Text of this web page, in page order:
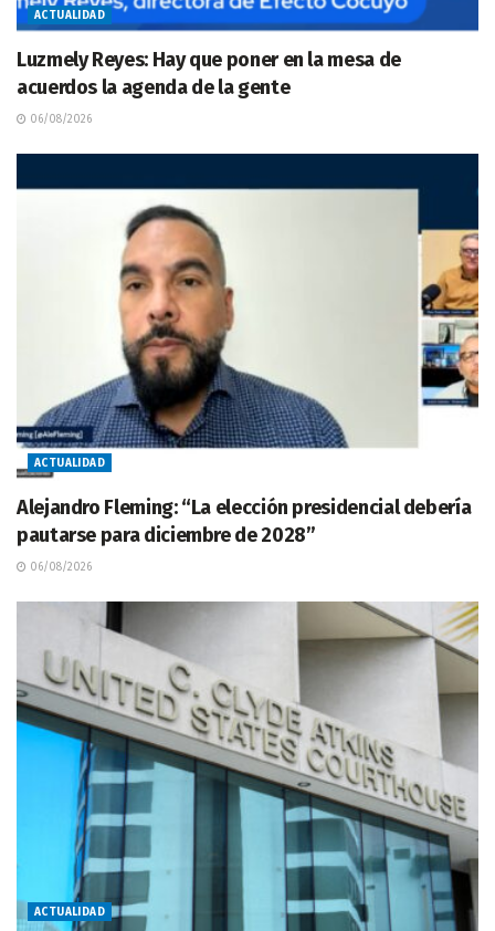
ACTUALIDAD
Luzmely Reyes: Hay que poner en la mesa de
acuerdos la agenda de la gente
06/08/2026
ACTUALIDAD
Alejandro Fleming: “La elección presidencial debería
pautarse para diciembre de 2028”
06/08/2026
ACTUALIDAD